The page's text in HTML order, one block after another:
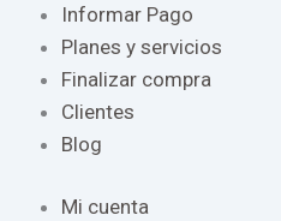
Informar Pago
Planes y servicios
Finalizar compra
Clientes
Blog
Mi cuenta